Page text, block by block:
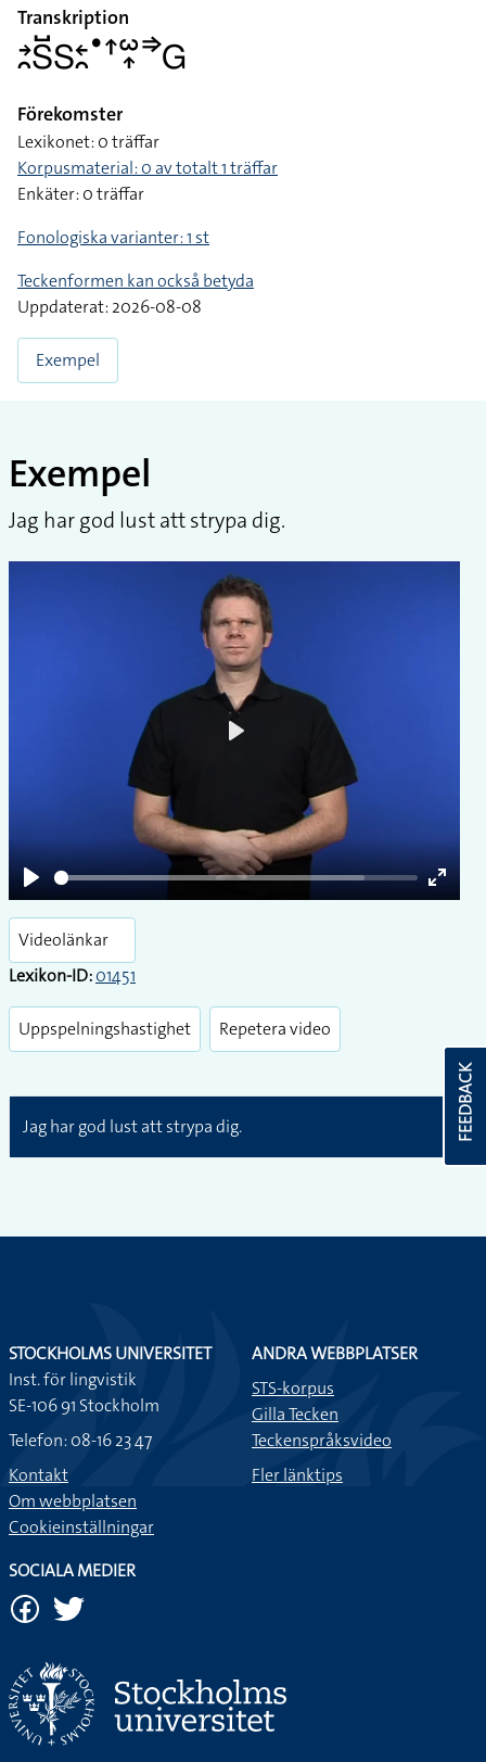
Transkription
􌥔􌥘􌥅􌤹􌥅􌥓􌥘􌤟􌦃􌥱􌥾􌦆􌤦
Förekomster
Lexikonet: 0 träffar
Korpusmaterial: 0 av totalt 1 träffar
Enkäter: 0 träffar
Fonologiska varianter: 1 st
Teckenformen kan också betyda
Uppdaterat: 2026-08-08
Exempel
Exempel
Jag har god lust att strypa dig.
Play
Enter
Videolänkar
Lexikon-ID:01451
Uppspelningshastighet Repetera video
Jag har god lust att strypa dig. FEEDBACK
STOCKHOLMS UNIVERSITET
Inst. för lingvistik
SE-106 91 Stockholm
Telefon: 08-16 23 47
Kontakt
Om webbplatsen
Cookieinställningar
ANDRA WEBBPLATSER
STS-korpus
Gilla Tecken
Teckenspråksvideo
Fler länktips
SOCIALA MEDIER